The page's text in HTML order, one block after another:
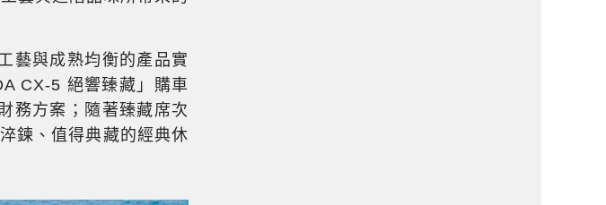
藝與成熟均衡的產品實
CX-5 絕響臻藏」購車
務方案；隨著臻藏席次
鍊、值得典藏的經典休